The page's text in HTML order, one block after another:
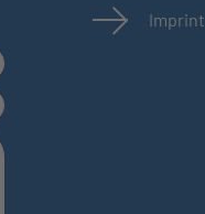
Imprint